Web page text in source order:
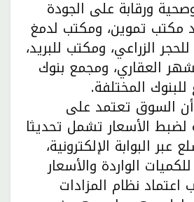
ورقابة على الجودة
مكتب تموين، ومكتب لدمغ
الزراعي، ومكتب للبريد،
العقاري، ومجمع بنوك
المختلفة.
السوق تعتمد على
الأسعار تشمل تحديثا
عبر البوابة الإلكترونية،
الواردة والأسعار
اعتماد نظام المزادات